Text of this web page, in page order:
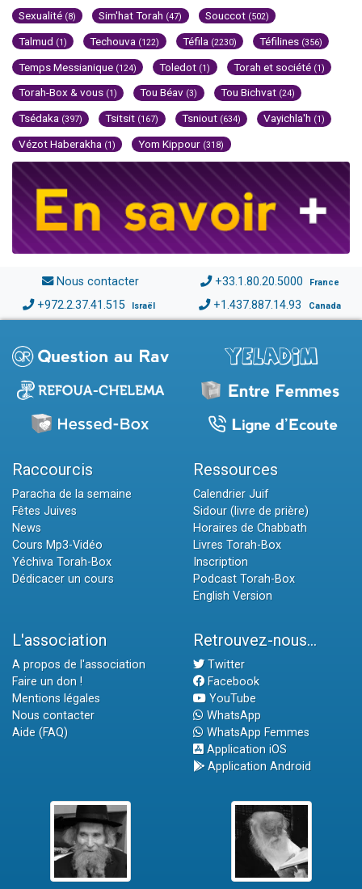
Sexualité (8) Sim'hat Torah (47) Souccot (502)
Talmud (1) Techouva (122) Téfila (2230) Téfilines (356)
Temps Messianique (124) Toledot (1) Torah et société (1)
Torah-Box & vous (1) Tou Béav (3) Tou Bichvat (24)
Tsédaka (397) Tsitsit (167) Tsniout (634) Vayichla'h (1)
Vézot Haberakha (1) Yom Kippour (318)
Nous contacter +33.1.80.20.5000 France
+972.2.37.41.515 Israël +1.437.887.14.93 Canada
Raccourcis
Paracha de la semaine
Fêtes Juives
News
Cours Mp3-Vidéo
Yéchiva Torah-Box
Dédicacer un cours
Ressources
Calendrier Juif
Sidour (livre de prière)
Horaires de Chabbath
Livres Torah-Box
Inscription
Podcast Torah-Box
English Version
L'association
A propos de l'association
Faire un don !
Mentions légales
Nous contacter
Aide (FAQ)
Retrouvez-nous...
Twitter
Facebook
YouTube
WhatsApp
WhatsApp Femmes
Application iOS
Application Android